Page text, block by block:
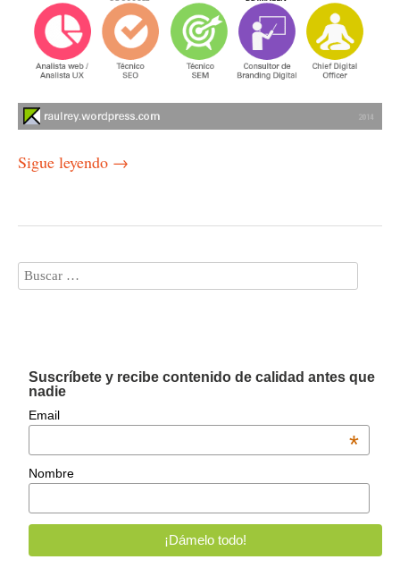
Sigue leyendo →
Suscríbete y recibe contenido de calidad antes que
nadie
Email
*
Nombre